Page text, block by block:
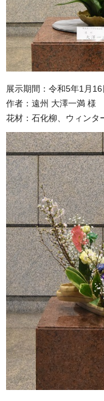
展示期間：令和5年1月
作者：遠州 大澤一満 様
花材：石化柳、ウィンタ